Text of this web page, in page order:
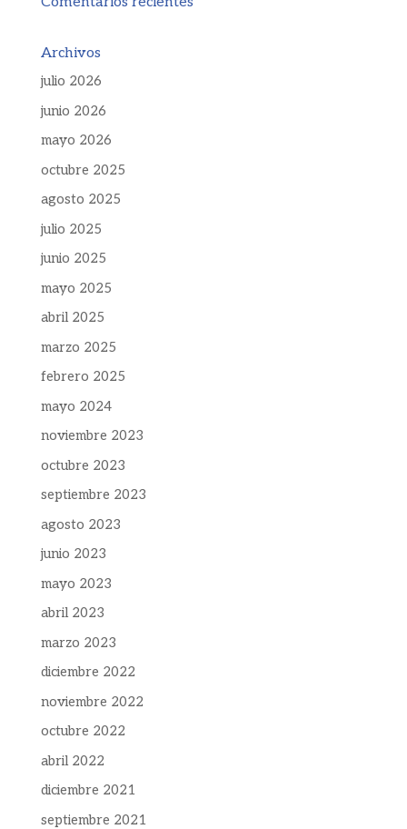
Archivos
julio 2026
junio 2026
mayo 2026
octubre 2025
agosto 2025
julio 2025
junio 2025
mayo 2025
abril 2025
marzo 2025
febrero 2025
mayo 2024
noviembre 2023
octubre 2023
septiembre 2023
agosto 2023
junio 2023
mayo 2023
abril 2023
marzo 2023
diciembre 2022
noviembre 2022
octubre 2022
abril 2022
diciembre 2021
septiembre 2021